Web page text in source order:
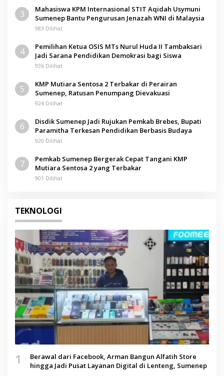
3
Mahasiswa KPM Internasional STIT Aqidah Usymuni
Sumenep Bantu Pengurusan Jenazah WNI di Malaysia
983 Dilihat
4
Pemilihan Ketua OSIS MTs Nurul Huda II Tambaksari
Jadi Sarana Pendidikan Demokrasi bagi Siswa
936 Dilihat
5
KMP Mutiara Sentosa 2 Terbakar di Perairan
Sumenep, Ratusan Penumpang Dievakuasi
924 Dilihat
6
Disdik Sumenep Jadi Rujukan Pemkab Brebes, Bupati
Paramitha Terkesan Pendidikan Berbasis Budaya
920 Dilihat
7
Pemkab Sumenep Bergerak Cepat Tangani KMP
Mutiara Sentosa 2 yang Terbakar
901 Dilihat
TEKNOLOGI
1
Berawal dari Facebook, Arman Bangun Alfatih Store
hingga Jadi Pusat Layanan Digital di Lenteng, Sumenep